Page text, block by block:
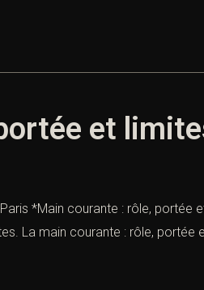
et
*Main courante : rôle, portée
La main courante : rôle,